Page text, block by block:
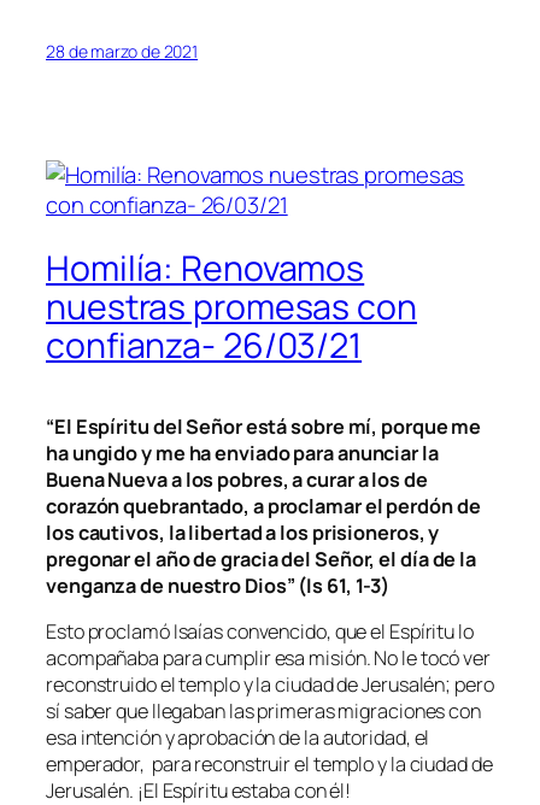
28 de marzo de 2021
Homilía: Renovamos
nuestras promesas con
confianza- 26/03/21
“El Espíritu del Señor está sobre mí, porque me
ha ungido y me ha enviado para anunciar la
Buena Nueva a los pobres, a curar a los de
corazón quebrantado, a proclamar el perdón de
los cautivos, la libertad a los prisioneros, y
pregonar el año de gracia del Señor, el día de la
venganza de nuestro Dios” (Is 61, 1-3)
Esto proclamó Isaías convencido, que el Espíritu lo
acompañaba para cumplir esa misión. No le tocó ver
reconstruido el templo y la ciudad de Jerusalén; pero
sí saber que llegaban las primeras migraciones con
esa intención y aprobación de la autoridad, el
emperador, para reconstruir el templo y la ciudad de
Jerusalén. ¡El Espíritu estaba con él!